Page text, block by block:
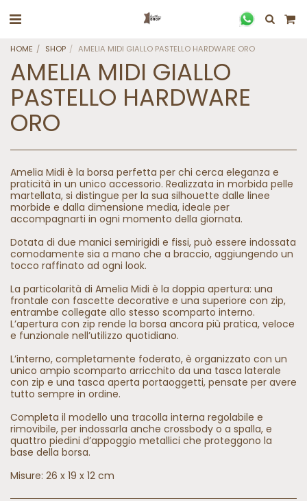
HOME SHOP AMELIA MIDI GIALLO PASTELLO HARDWARE ORO
AMELIA MIDI GIALLO
PASTELLO HARDWARE
ORO
Amelia Midi è la borsa perfetta per chi cerca eleganza e
praticità in un unico accessorio. Realizzata in morbida pelle
martellata, si distingue per la sua silhouette dalle linee
morbide e dalla dimensione media, ideale per
accompagnarti in ogni momento della giornata.
Dotata di due manici semirigidi e fissi, può essere indossata
comodamente sia a mano che a braccio, aggiungendo un
tocco raffinato ad ogni look.
La particolarità di Amelia Midi è la doppia apertura: una
frontale con fascette decorative e una superiore con zip,
entrambe collegate allo stesso scomparto interno.
L’apertura con zip rende la borsa ancora più pratica, veloce
e funzionale nell’utilizzo quotidiano.
L’interno, completamente foderato, è organizzato con un
unico ampio scomparto arricchito da una tasca laterale
con zip e una tasca aperta portaoggetti, pensate per avere
tutto sempre in ordine.
Completa il modello una tracolla interna regolabile e
rimovibile, per indossarla anche crossbody o a spalla, e
quattro piedini d’appoggio metallici che proteggono la
base della borsa.
Misure: 26 x 19 x 12 cm